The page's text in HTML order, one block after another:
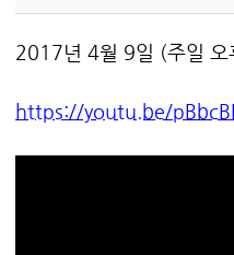
2017년 4월 9일 (주일 오
https://youtu.be/